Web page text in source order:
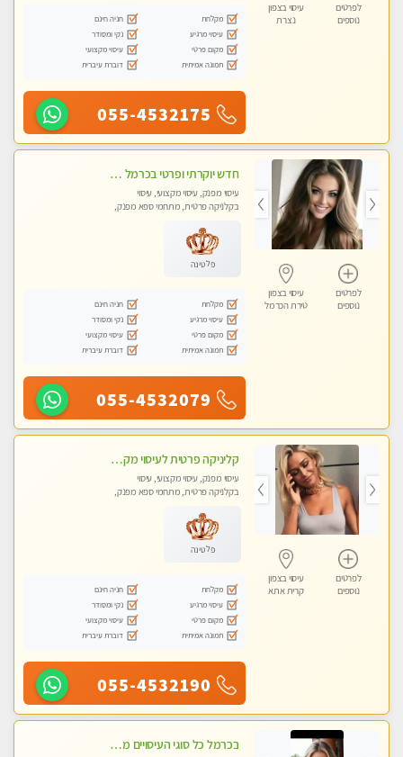
לפרטים
נוספים
עיסוי בצפון
נצרת
מקלחת
חניה חינם
עיסוי מרגיע
נקי ומסודר
מקום פרטי
עיסוי מקצועי
תמונה אמיתית
דוברת עיברית
055-4532175
לפרטים
נוספים
עיסוי בצפון
טירת הכרמל
חדש יוקרתי ופרטי בכרמל – חיפה! פנקו את עצמכם ברוגע פינוק וחוויה בלתי נשכחת ללא מין !!
עיסוי מפנק, עיסוי מקצועי, עיסוי
בקלניקה פרטית, מתחמי ספא מפנק,
פלטינה
מקלחת
חניה חינם
עיסוי מרגיע
נקי ומסודר
מקום פרטי
עיסוי מקצועי
תמונה אמיתית
דוברת עיברית
055-4532079
לפרטים
נוספים
עיסוי בצפון
קרית אתא
קליניקה פרטית לעיסוי מקצועי ואלטרנטיבי ברמה גבוהה VIP תתקשר ..... highly recommended..new in the city
עיסוי מפנק, עיסוי מקצועי, עיסוי
בקלניקה פרטית, מתחמי ספא מפנק,
טנטרה, עיסוי מגבר לגבר, עיסוי מגבר
לאישה
פלטינה
מקלחת
חניה חינם
עיסוי מרגיע
נקי ומסודר
מקום פרטי
עיסוי מקצועי
תמונה אמיתית
דוברת עיברית
055-4532190
בכרמל כל סוגי העיסויים מעסה מקצועית ואיכותית פרטי!!!